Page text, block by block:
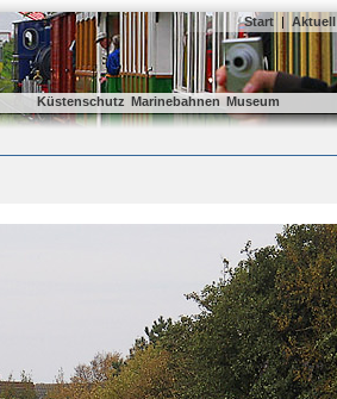
Start | Aktuell
Küstenschutz Marinebahnen Museum